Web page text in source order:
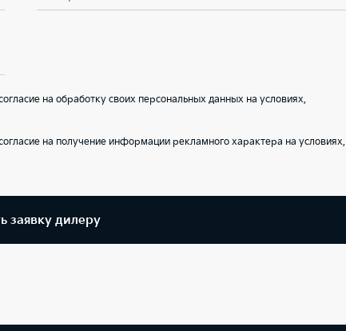
на обработку своих персональных данных на условиях,
на получение информации рекламного характера на условиях,
заявку дилеру